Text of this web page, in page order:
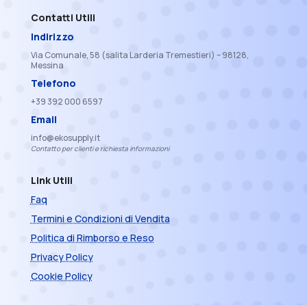
Contatti Utili
Indirizzo
Via Comunale, 58 (salita Larderia Tremestieri) – 98128,
Messina
Telefono
+39 392 000 6597
Email
info@ekosupply.it
Contatto per clienti e richiesta informazioni
Link Utili
Faq
Termini e Condizioni di Vendita
Politica di Rimborso e Reso
Privacy Policy
Cookie Policy